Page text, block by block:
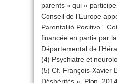
parents » qui «
Conseil de l’Europe
Parentalité Positive”.
financée en partie par
Départemental de
(4) Psychiatre et
(5) Cf. François-Xavier
Déshérités », Plon, 2014.